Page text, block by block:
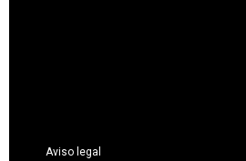
Aviso legal